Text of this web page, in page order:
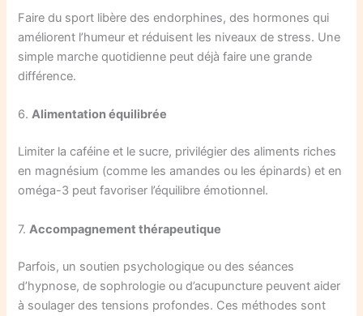
Faire du sport libère des endorphines, des hormones qui
améliorent l’humeur et réduisent les niveaux de stress. Une
simple marche quotidienne peut déjà faire une grande
différence.
6.Alimentation équilibrée
Limiter la caféine et le sucre, privilégier des aliments riches
en magnésium (comme les amandes ou les épinards) et en
oméga-3 peut favoriser l’équilibre émotionnel.
7.Accompagnement thérapeutique
Parfois, un soutien psychologique ou des séances
d’hypnose, de sophrologie ou d’acupuncture peuvent aider
à soulager des tensions profondes. Ces méthodes sont